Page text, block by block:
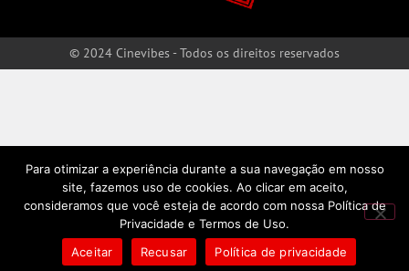
© 2024 Cinevibes - Todos os direitos reservados
Para otimizar a experiência durante a sua navegação em nosso
site, fazemos uso de cookies. Ao clicar em aceito,
consideramos que você esteja de acordo com nossa Política de
Privacidade e Termos de Uso.
Aceitar
Recusar Política de privacidade